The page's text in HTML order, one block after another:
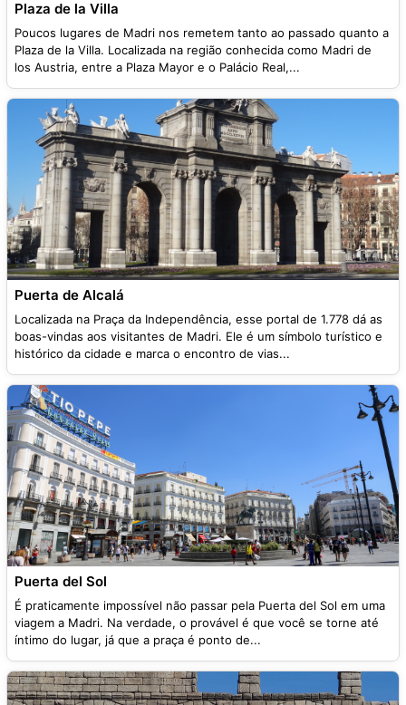
Plaza de la Villa
Poucos lugares de Madri nos remetem tanto ao passado quanto a
Plaza de la Villa. Localizada na região conhecida como Madri de
los Austria, entre a Plaza Mayor e o Palácio Real,...
Puerta de Alcalá
Localizada na Praça da Independência, esse portal de 1.778 dá as
boas-vindas aos visitantes de Madri. Ele é um símbolo turístico e
histórico da cidade e marca o encontro de vias...
Puerta del Sol
É praticamente impossível não passar pela Puerta del Sol em uma
viagem a Madri. Na verdade, o provável é que você se torne até
íntimo do lugar, já que a praça é ponto de...